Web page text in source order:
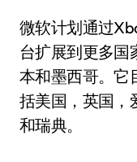
微软计划通过
台扩展到更多国
本和墨西哥。它
括美国，英国，
和瑞典。